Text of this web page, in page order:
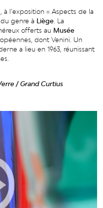
à l’exposition « Aspects de la
genre à Liège . La
offerts au Musée
dont Venini. Un
a lieu en 1963, réunissant
/ Grand Curtius